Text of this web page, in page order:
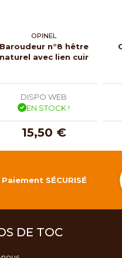
OPINEL
Baroudeur n°8 hêtre
naturel avec lien cuir
DISPO WEB
EN STOCK !
15,50 €
Paiement SÉCURISÉ
DE TOC